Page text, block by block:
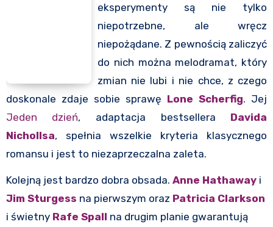
eksperymenty są nie tylko
niepotrzebne, ale wręcz
niepożądane. Z pewnością zaliczyć
do nich można melodramat, który
zmian nie lubi i nie chce, z czego
doskonale zdaje sobie sprawę Lone Scherfig. Jej
Jeden dzień, adaptacja bestsellera Davida
Nichollsa, spełnia wszelkie kryteria klasycznego
romansu i jest to niezaprzeczalna zaleta.
Kolejną jest bardzo dobra obsada. Anne Hathawayi
Jim Sturgess na pierwszym oraz Patricia Clarkson
i świetny Rafe Spall na drugim planie gwarantują